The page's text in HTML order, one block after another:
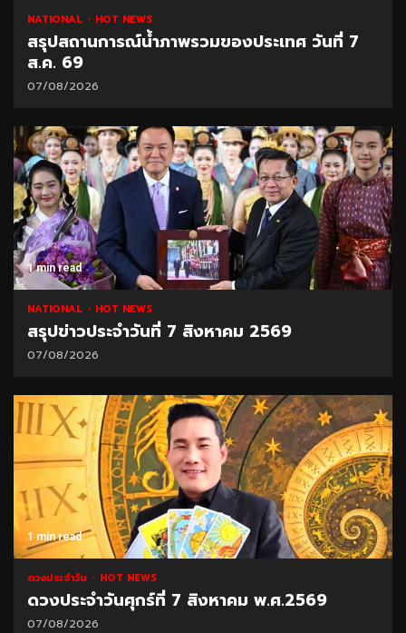
NATIONAL HOT NEWS
สรุปสถานการณ์น้ำภาพรวมของประเทศ วันที่ 7
ส.ค. 69
07/08/2026
1 min read
NATIONAL HOT NEWS
สรุปข่าวประจำวันที่ 7 สิงหาคม 2569
07/08/2026
1 min read
ดวงประจำวัน HOT NEWS
ดวงประจำวันศุกร์ที่ 7 สิงหาคม พ.ศ.2569
07/08/2026